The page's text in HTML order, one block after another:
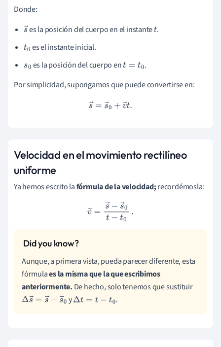
Donde:
s
→
es la posición del cuerpo en el instantet.
t0 es el instante inicial.
s0 es la posición del cuerpo ent=t0
.
Por simplicidad, supongamos que puede convertirse en:
s →= s→0 +v→t.
Velocidad en el movimiento rectilíneo
uniforme
Ya hemos escrito lafórmula de la velocidad;recordémosla:
v→ − s→ 0t−
Aunque, a primera vista, pueda parecer diferente, esta
fórmulaes la misma que la que escribimos
anteriormente. De hecho, solo tenemos que sustituir
Δs→ =s→− s→ 0 yΔt= −t 0 .